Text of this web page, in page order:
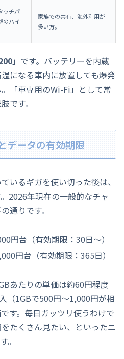
ッチパ
のハイ
家族での共有、海外利用が
多い方。
」 です。バッテリーを内蔵
になる車内に放置しても爆発
「車専用のWi-Fi」として常
です。
データの有効期限
いるギガを使い切った後は、
2026年現在の一般的なチャ
通りです。
円台（有効期限：30日〜）
円台（有効期限：365日）
あたりの単価は約60円程度
（1GBで500円〜1,000円が相
です。毎日ガッツリ使うわけで
たくさん見たい、といったニ
。